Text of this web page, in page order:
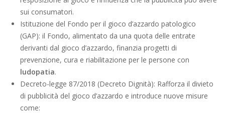
sui consumatori.
Istituzione del Fondo per il gioco d’azzardo patologico
(GAP): il Fondo, alimentato da una quota delle entrate
derivanti dal gioco d’azzardo, finanzia progetti di
prevenzione, cura e riabilitazione per le persone con
ludopatia.
Decreto-legge 87/2018 (Decreto Dignità): Rafforza il divieto
di pubblicità del gioco d’azzardo e introduce nuove misure
come: